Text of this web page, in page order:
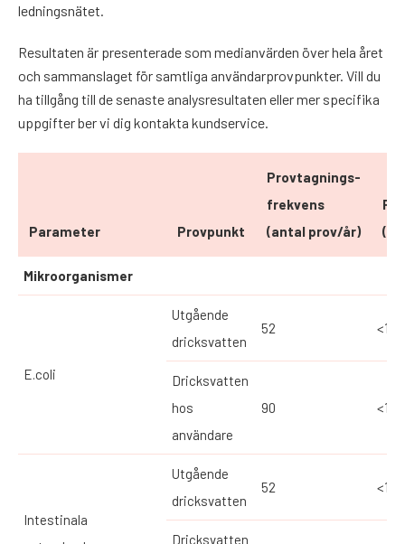
ledningsnätet.
Resultaten är presenterade som medianvärden över hela året
och sammanslaget för samtliga användarprovpunkter. Vill du
ha tillgång till de senaste analysresultaten eller mer specifika
uppgifter ber vi dig kontakta kundservice.
Parameter Provpunkt
Provtagnings-
frekvens
(antal prov/år)
Mikroorganismer
E.coli
Utgående
dricksvatten
52 <1
Dricksvatten
hos
användare
90 <1
Intestinala
Utgående
dricksvatten
52 <1
Dricksvatten